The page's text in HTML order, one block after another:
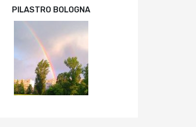
PILASTRO BOLOGNA